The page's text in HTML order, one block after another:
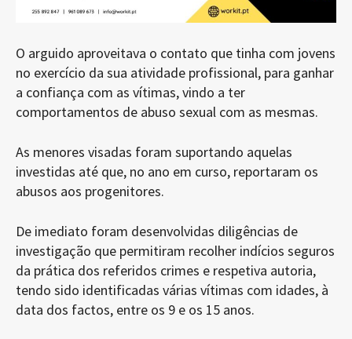
O arguido aproveitava o contato que tinha com jovens
no exercício da sua atividade profissional, para ganhar
a confiança com as vítimas, vindo a ter
comportamentos de abuso sexual com as mesmas.
As menores visadas foram suportando aquelas
investidas até que, no ano em curso, reportaram os
abusos aos progenitores.
De imediato foram desenvolvidas diligências de
investigação que permitiram recolher indícios seguros
da prática dos referidos crimes e respetiva autoria,
tendo sido identificadas várias vítimas com idades, à
data dos factos, entre os 9 e os 15 anos.